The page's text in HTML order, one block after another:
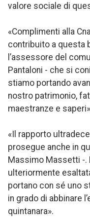
valore sociale di
«Complimenti alla
contribuito a questa
l’assessore del
Pantaloni - che si
stiamo portando
nostro patrimonio,
maestranze e
«Il rapporto
prosegue anche in
Massimo Massetti -.
ulteriormente
portano con sé uno
in grado di abbinare
quintanara».